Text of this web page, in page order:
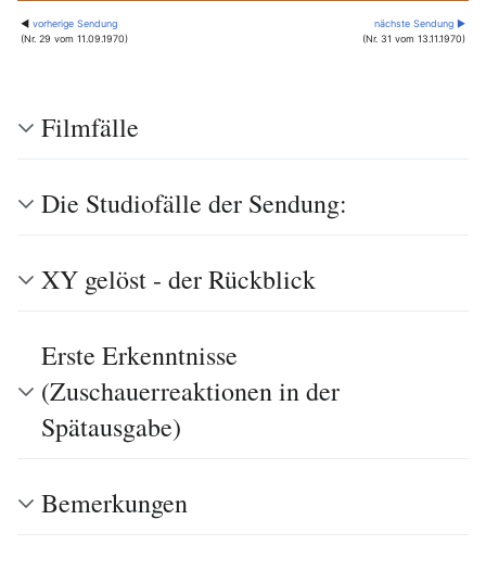
◀ vorherige Sendung
(Nr. 29 vom 11.09.1970)
nächste Sendung ▶
(Nr. 31 vom 13.11.1970)
Filmfälle
Die Studiofälle der Sendung:
XY gelöst - der Rückblick
Erste Erkenntnisse
(Zuschauerreaktionen in der
Spätausgabe)
Bemerkungen